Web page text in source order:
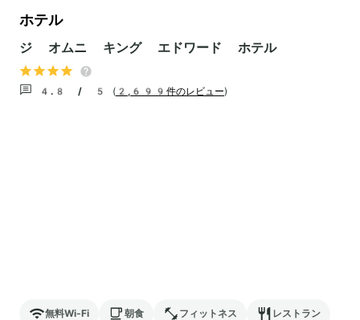
ホテル
ジ オムニ キング エドワード ホテル
4.8 / 5 ( 2,699件のレビュー)
無料Wi-Fi 朝食 フィットネス レストラン